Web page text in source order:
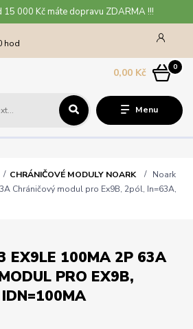
15 000 Kč máte dopravu ZDARMA !!!
Menu
hod
0
0,00 Kč
CHRÁNIČOVÉ MODULY NOARK
Noark
Chráničový modul pro Ex9B, 2pól, In=63A,
EX9LE 100MA 2P 63A
PRO EX9B,